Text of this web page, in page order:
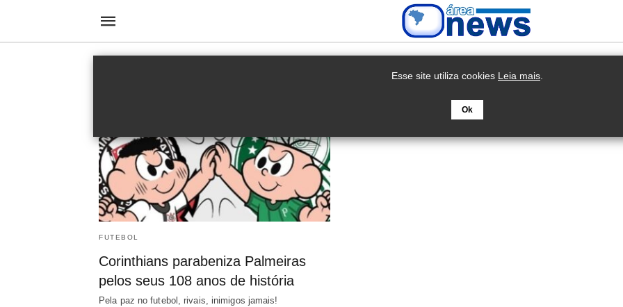
FUTEBOL
Corinthians parabeniza Palmeiras
pelos seus 108 anos de história
Pela paz no futebol, rivais, inimigos jamais!
Esse site utiliza cookies Leia mais
Ok